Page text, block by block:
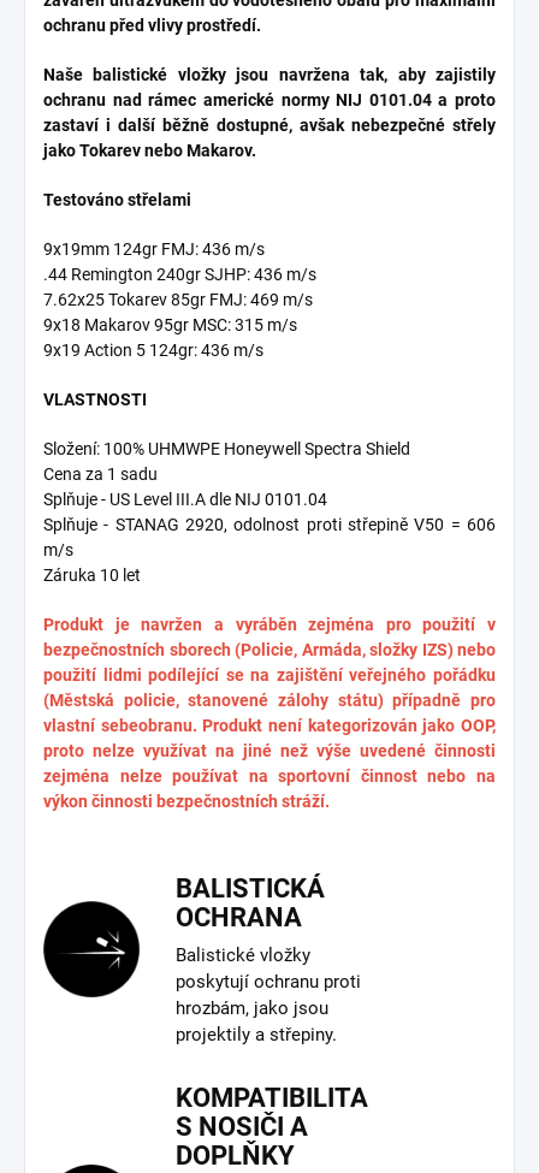
ochranu před vlivy prostředí.
Naše balistické vložky jsou navržena tak, aby zajistily
ochranu nad rámec americké normy NIJ 0101.04 a proto
zastaví i další běžně dostupné, avšak nebezpečné střely
jako Tokarev nebo Makarov.
Testováno střelami
9x19mm 124gr FMJ: 436 m/s
.44 Remington 240gr SJHP: 436 m/s
7.62x25 Tokarev 85gr FMJ: 469 m/s
9x18 Makarov 95gr MSC: 315 m/s
9x19 Action 5 124gr: 436 m/s
VLASTNOSTI
Složení: 100% UHMWPE Honeywell Spectra Shield
Cena za 1 sadu
Splňuje - US Level III.A dle NIJ 0101.04
Splňuje - STANAG 2920, odolnost proti střepině V50 = 606
m/s
Záruka 10 let
Produkt je navržen a vyráběn zejména pro použití v
bezpečnostních sborech (Policie, Armáda, složky IZS) nebo
použití lidmi podílející se na zajištění veřejného pořádku
(Městská policie, stanovené zálohy státu) případně pro
vlastní sebeobranu. Produkt není kategorizován jako OOP,
proto nelze využívat na jiné než výše uvedené činnosti
zejména nelze používat na sportovní činnost nebo na
výkon činnosti bezpečnostních stráží.
BALISTICKÁ
OCHRANA
Balistické vložky
poskytují ochranu proti
hrozbám, jako jsou
projektily a střepiny.
KOMPATIBILITA
S NOSIČI A
DOPLŇKY